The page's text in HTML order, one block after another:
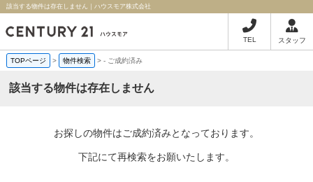
該当する物件は存在しません｜ハウスモア株式会社
TEL スタッフ
TOPページ > 物件検索 >- ご成約済み
該当する物件は存在しません
お探しの物件はご成約済みとなっております。
下記にて再検索をお願いたします。